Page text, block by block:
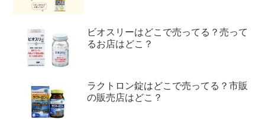
ビオスリーはどこで売ってる？売って
るお店はどこ？
ラクトロン錠はどこで売ってる？市販
の販売店はどこ？